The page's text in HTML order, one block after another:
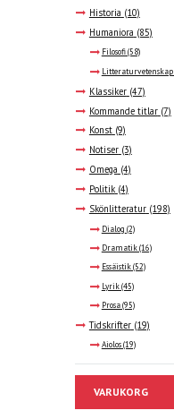
Historia (10)
Humaniora (85)
Filosofi(58)
Litteraturvetenskap
Klassiker (47)
Kommande titlar (7)
Konst (9)
Notiser (3)
Omega (4)
Politik (4)
Skönlitteratur (198)
Dialog (2)
Dramatik(16)
Essäistik(52)
Lyrik(45)
Prosa(95)
Tidskrifter (19)
Aiolos(19)
VARUKORG